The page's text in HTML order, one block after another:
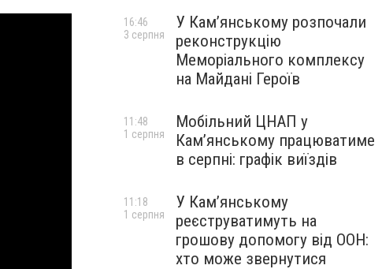
У Кам’янському розпочали
реконструкцію
Меморіального комплексу
на Майдані Героїв
16:46
3 серпня
Мобільний ЦНАП у
Кам’янському працюватиме
в серпні: графік виїздів
11:48
1 серпня
У Кам’янському
реєструватимуть на
грошову допомогу від ООН:
хто може звернутися
11:18
1 серпня